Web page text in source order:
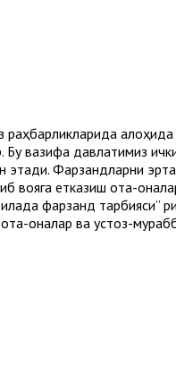
вазифа давлатимиз
Фарзандларни
вояга етказиш ота-
фарзанд тарбияси”
оналар ва устоз-